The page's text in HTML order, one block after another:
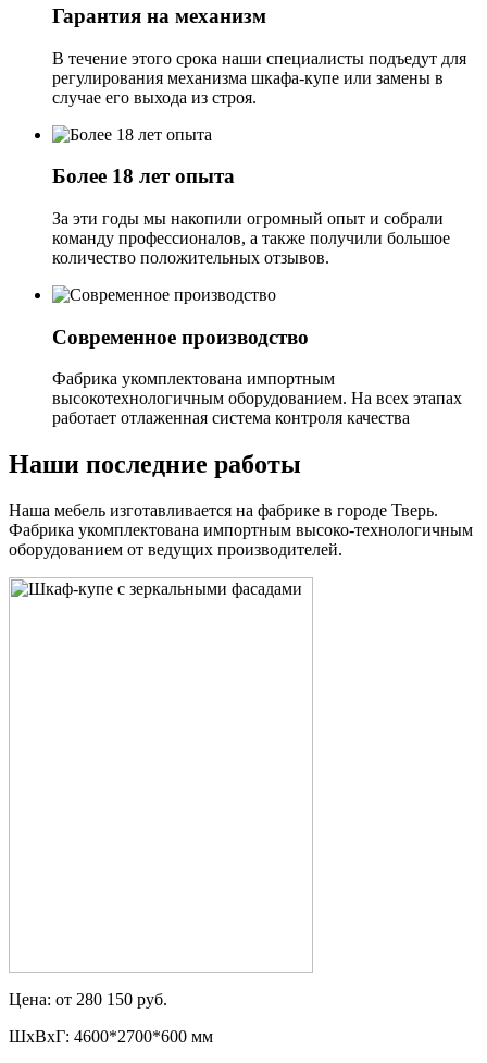
Гарантия на механизм
В течение этого срока наши специалисты подъедут для
регулирования механизма шкафа-купе или замены в
случае его выхода из строя.
Более 18 лет опыта
За эти годы мы накопили огромный опыт и собрали
команду профессионалов, а также получили большое
количество положительных отзывов.
Современное производство
Фабрика укомплектована импортным
высокотехнологичным оборудованием. На всех этапах
работает отлаженная система контроля качества
Наши последние работы
Наша мебель изготавливается на фабрике в городе Тверь.
Фабрика укомплектована импортным высоко-технологичным
оборудованием от ведущих производителей.
Цена: от 280 150 руб.
ШxВxГ: 4600*2700*600 мм